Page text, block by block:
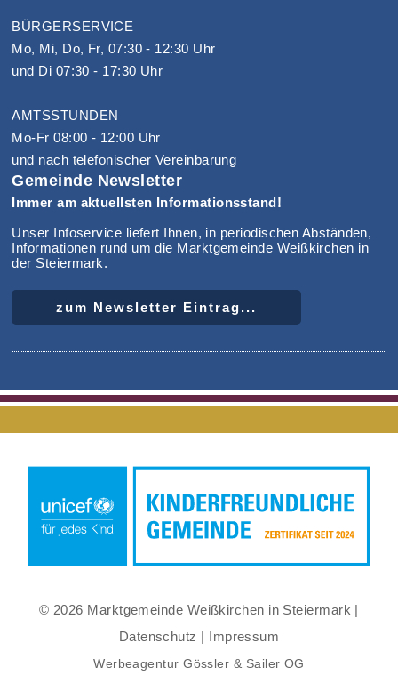
BÜRGERSERVICE
Mo, Mi, Do, Fr, 07:30 - 12:30 Uhr
und Di 07:30 - 17:30 Uhr
AMTSSTUNDEN
Mo-Fr 08:00 - 12:00 Uhr
und nach telefonischer Vereinbarung
Gemeinde Newsletter
Immer am aktuellsten Informationsstand!
Unser Infoservice liefert Ihnen, in periodischen Abständen,
Informationen rund um die Marktgemeinde Weißkirchen in
der Steiermark.
zum Newsletter Eintrag...
© 2026 Marktgemeinde Weißkirchen in Steiermark |
Datenschutz | Impressum
Werbeagentur Gössler & Sailer OG